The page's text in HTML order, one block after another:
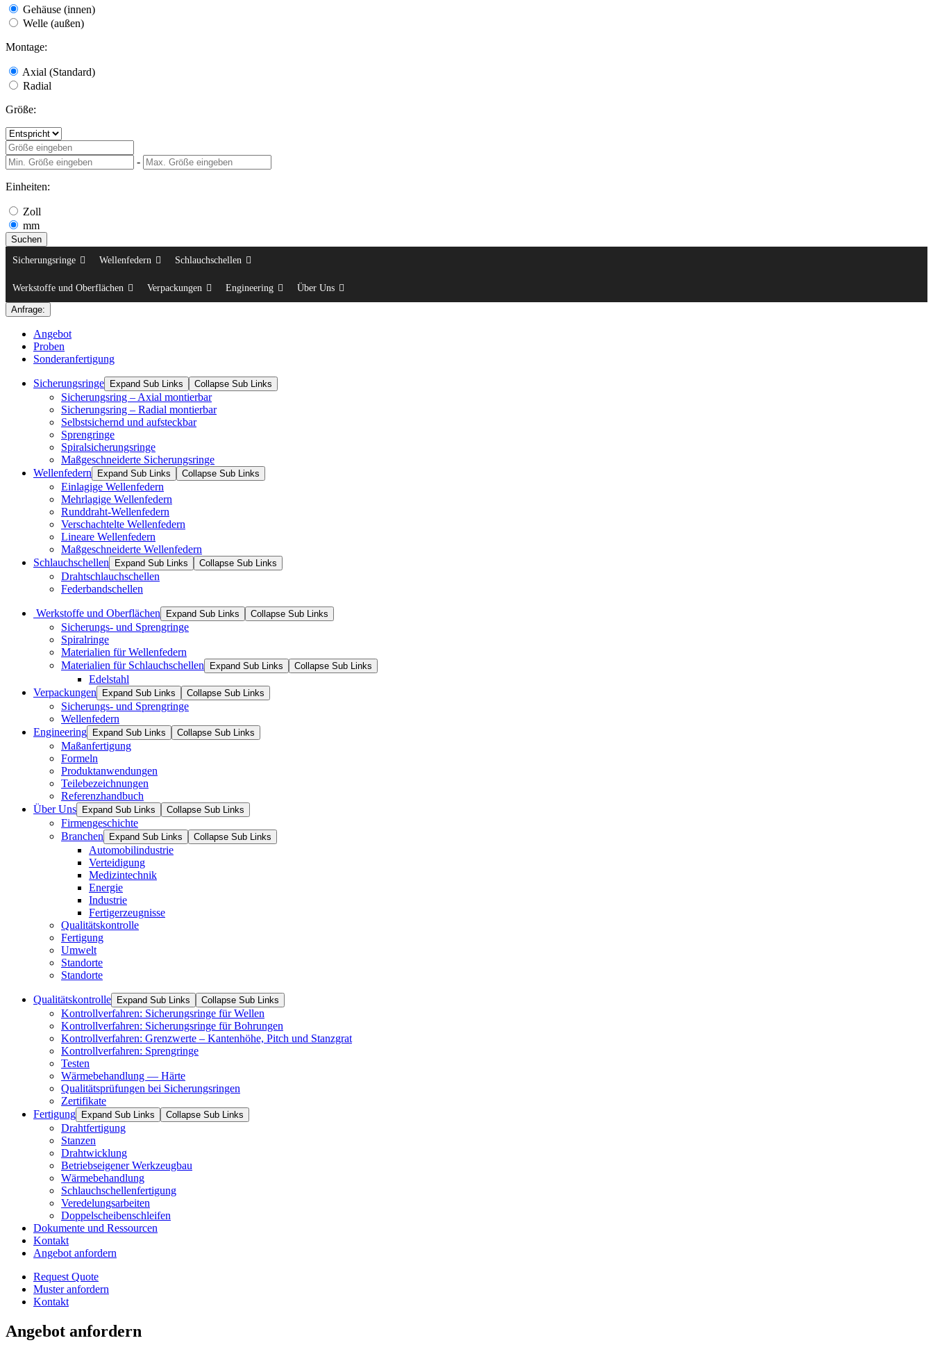
Gehäuse (innen)
Welle (außen)
Montage:
Axial (Standard)
Radial
Größe:
-
Einheiten:
Zoll
mm
Suchen
Sicherungsringe
Wellenfedern Schlauchschellen
Werkstoffe und Oberflächen Verpackungen Engineering Über Uns
Anfrage:
Angebot
Proben
Sonderanfertigung
Sicherungsringe Expand Sub Links Collapse Sub Links
Sicherungsring – Axial montierbar
Sicherungsring – Radial montierbar
Selbstsichernd und aufsteckbar
Sprengringe
Spiralsicherungsringe
Maßgeschneiderte Sicherungsringe
Wellenfedern
Expand Sub Links Collapse Sub Links
Einlagige Wellenfedern
Mehrlagige Wellenfedern
Runddraht-Wellenfedern
Verschachtelte Wellenfedern
Lineare Wellenfedern
Maßgeschneiderte Wellenfedern
Schlauchschellen
Expand Sub Links Collapse Sub Links
Drahtschlauchschellen
Federbandschellen
Werkstoffe und Oberflächen Expand Sub Links Collapse Sub Links
Sicherungs- und Sprengringe
Spiralringe
Materialien für Wellenfedern
Materialien für Schlauchschellen
Expand Sub Links Collapse Sub Links
Edelstahl
Verpackungen
Expand Sub Links Collapse Sub Links
Sicherungs- und Sprengringe
Wellenfedern
Engineering
Expand Sub Links Collapse Sub Links
Maßanfertigung
Formeln
Produktanwendungen
Teilebezeichnungen
Referenzhandbuch
Über Uns
Expand Sub Links Collapse Sub Links
Firmengeschichte
Branchen
Expand Sub Links Collapse Sub Links
Automobilindustrie
Verteidigung
Medizintechnik
Energie
Industrie
Fertigerzeugnisse
Qualitätskontrolle
Fertigung
Umwelt
Standorte
Standorte
Qualitätskontrolle Expand Sub Links Collapse Sub Links
Kontrollverfahren: Sicherungsringe für Wellen
Kontrollverfahren: Sicherungsringe für Bohrungen
Kontrollverfahren: Grenzwerte – Kantenhöhe, Pitch und Stanzgrat
Kontrollverfahren: Sprengringe
Testen
Wärmebehandlung — Härte
Qualitätsprüfungen bei Sicherungsringen
Zertifikate
Fertigung
Expand Sub Links Collapse Sub Links
Drahtfertigung
Stanzen
Drahtwicklung
Betriebseigener Werkzeugbau
Wärmebehandlung
Schlauchschellenfertigung
Veredelungsarbeiten
Doppelscheibenschleifen
Dokumente und Ressourcen
Kontakt
Angebot anfordern
Request Quote
Muster anfordern
Kontakt
Angebot anfordern